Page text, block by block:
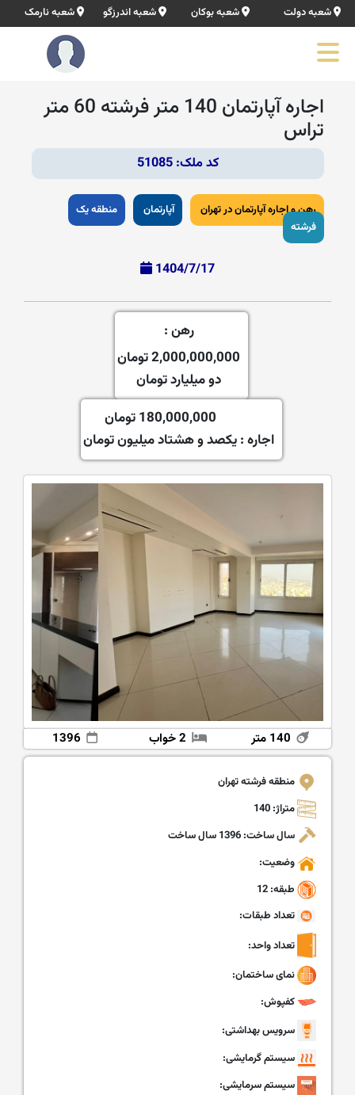
شعبه دولت شعبه بوکان شعبه اندرزگو شعبه نارمک
اجاره آپارتمان 140 متر فرشته 60 متر
تراس
کد ملک: 51085
رهن و اجاره آپارتمان در تهران آپارتمان
منطقه یک
فرشته
1404/7/17
رهن :
2,000,000,000 تومان
دو میلیارد تومان
اجاره :
180,000,000 تومان
یکصد و هشتاد میلیون تومان
140 متر 2 خواب 1396
منطقه فرشته تهران
متراژ: 140
سال ساخت: 1396 سال ساخت
وضعیت:
طبقه: 12
تعداد طبقات:
تعداد واحد:
نمای ساختمان:
کفپوش:
سرویس بهداشتی:
سیستم گرمایشی:
سیستم سرمایشی: